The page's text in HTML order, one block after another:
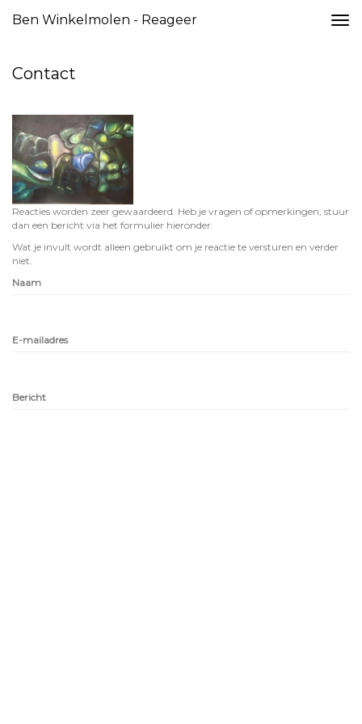
Ben Winkelmolen - Reageer
Contact
Reacties worden zeer gewaardeerd. Heb je vragen of opmerkingen, stuur
dan een bericht via het formulier hieronder.
Wat je invult wordt alleen gebruikt om je reactie te versturen en verder
niet.
Naam
E-mailadres
Bericht